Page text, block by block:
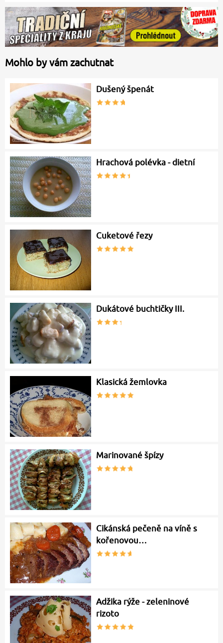
Mohlo by vám zachutnat
Dušený špenát
Hrachová polévka - dietní
Cuketové řezy
Dukátové buchtičky III.
Klasická žemlovka
Marinované špízy
Cikánská pečeně na víně s
kořenovou…
Adžika rýže - zeleninové
rizoto